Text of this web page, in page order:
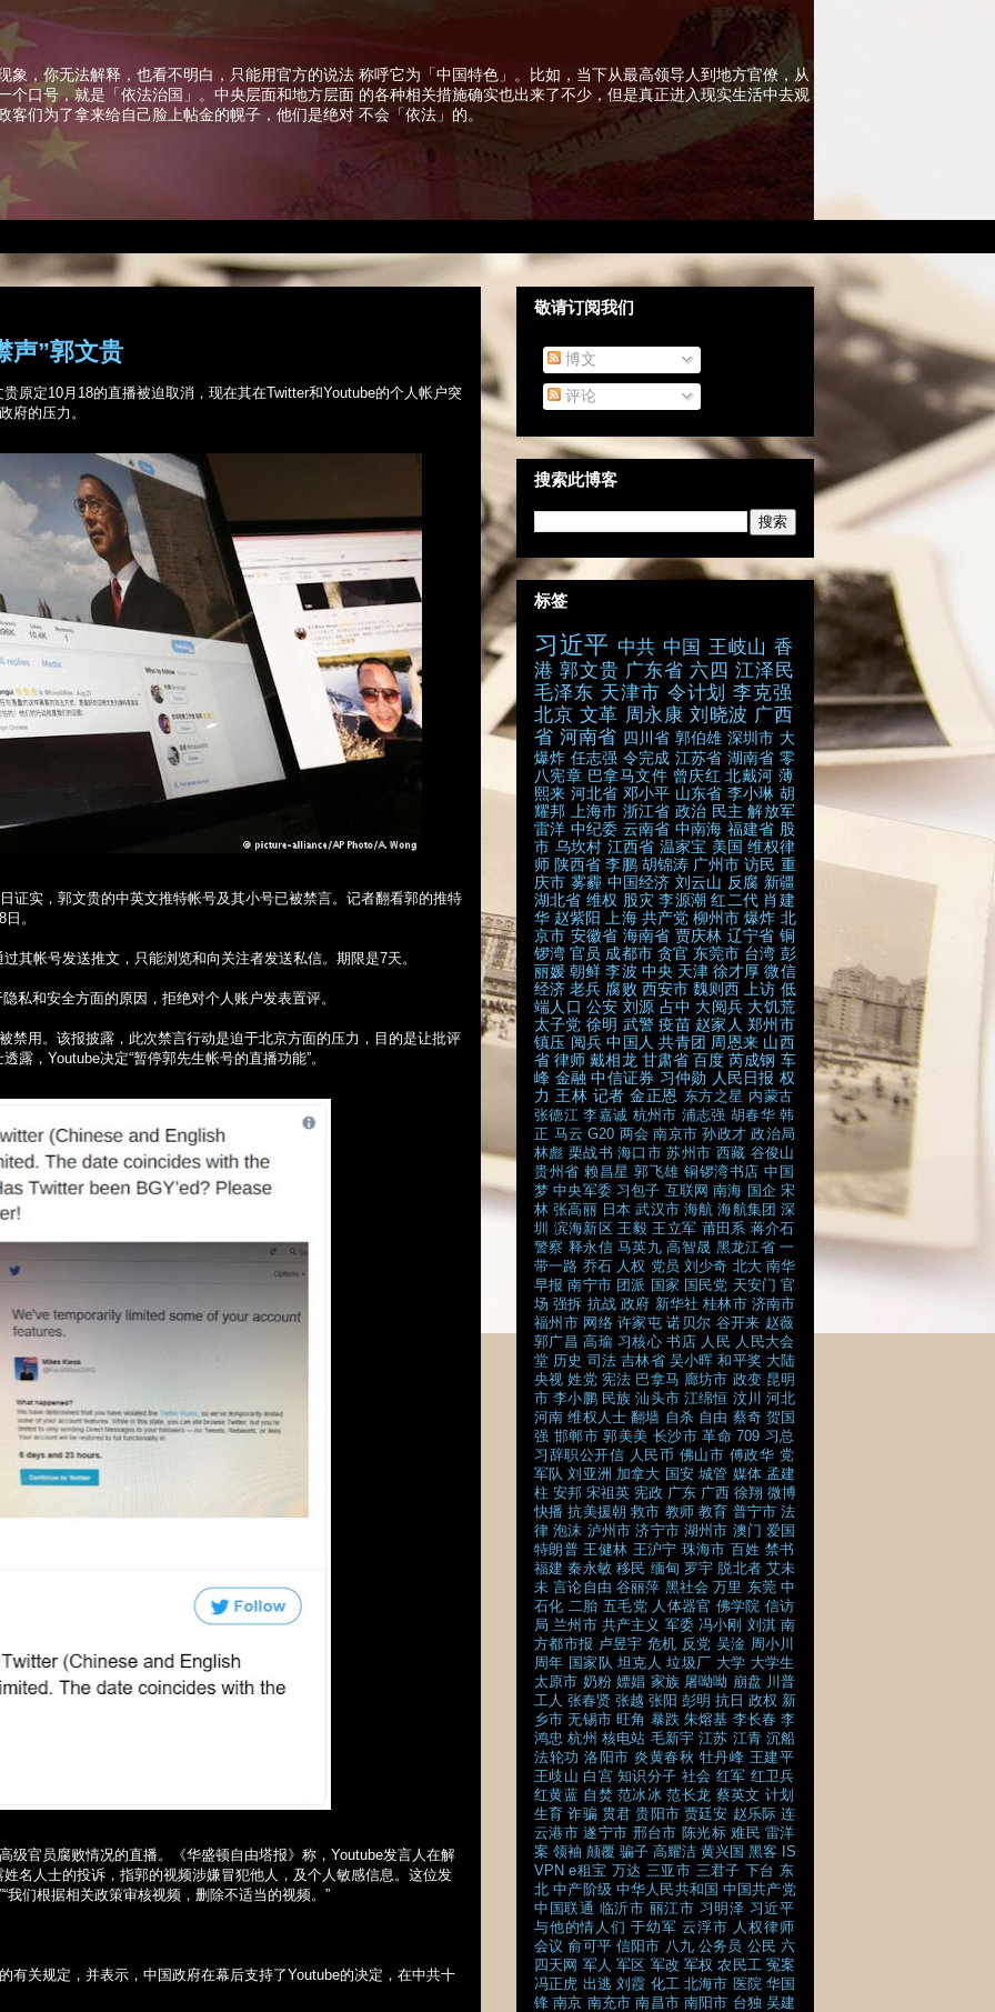
象，你无法解释，也看不明白，只能用官方的说法 称呼它为「中国特色」。比如，当下从最高领导人到地方官僚，从
个口号，就是「依法治国」。中央层面和地方层面 的各种相关措施确实也出来了不少，但是真正进入现实生活中去观
们为了拿来给自己脸上帖金的幌子，他们是绝对 不会「依法」的。
声”郭文贵
贵原定10月 18的直播被迫取消，现在其在Twitter和Youtube的个人帐户突
府的压力。
日证实，郭文贵的中英文推特帐号及其小号已被禁言。记者翻看郭的推特
日。
其帐号发送推文，只能浏览和向关注者发送私信。期限是7天。
私和安全方面的原因，拒绝对个人账户发表置评。
禁用。该报披露，此次禁言行动是迫于北京方面的压力，目的是让批评
露， Youtube决定“暂停郭先生帐号的直播功能”。
级官员腐败情况的直播。《华盛顿自由塔报》称， Youtube发言人在解
名人士的投诉，指郭的视频涉嫌冒犯他人，及个人敏感信息。这位发
我们根据相关政策审核视频，删除不适当的视频。”
的有关规定，并表示，中国政府在幕后支持了Youtube的决定，在中共十
敬请订阅我们
博文
评论
搜索此博客
标签
习近平 中共 中国 王岐山 香
港 郭文贵 广东省 六四 江泽民
毛泽东 天津市 令计划 李克强
北京 文革 周永康 刘晓波 广西
省 河南省 四川省 郭伯雄 深圳市 大
爆炸 任志强 令完成 江苏省 湖南省 零
八宪章 巴拿马文件 曾庆红 北戴河 薄
熙来 河北省 邓小平 山东省 李小琳 胡
耀邦
上海市 浙江省 政治 民主 解放军
雷洋 中纪委 云南省 中南海 福建省 股
市 乌坎村 江西省 温家宝 美国 维权律
师 陕西省 李鹏 胡锦涛 广州市 访民 重
庆市 雾霾 中国经济 刘云山 反腐 新疆
湖北省 维权 股灾 李源潮 红二代 肖建
华 赵紫阳 上海 共产党 柳州市 爆炸 北
京市 安徽省 海南省 贾庆林 辽宁省 铜
锣湾 官员 成都市 贪官 东莞市 台湾 彭
丽媛 朝鲜 李波 中央 天津 徐才厚 微信
经济 老兵 腐败 西安市 魏则西 上访 低
端人口 公安 刘源 占中 大阅兵 大饥荒
太子党 徐明 武警 疫苗 赵家人 郑州市
镇压 阅兵 中国人 共青团 周恩来 山西
省 律师 戴相龙 甘肃省 百度 芮成钢 车
峰 金融 中信证券 习仲勋 人民日报 权
力 王林 记者 金正恩 东方之星 内蒙古
张德江 李嘉诚 杭州市 浦志强 胡春华 韩
正 马云 G20 两会 南京市 孙政才 政治局
林彪 栗战书 海口市 苏州市 西藏 谷俊山
贵州省 赖昌星 郭飞雄 铜锣湾书店 中国
梦 中央军委 习包子 互联网 南海 国企 宋
林 张高丽 日本 武汉市 海航 海航集团 深
圳
滨海新区 王毅 王立军 莆田系 蒋介石
警察 释永信 马英九 高智晟 黑龙江省 一
带一路 乔石 人权 党员 刘少奇 北大 南华
早报 南宁市 团派 国家 国民党 天安门 官
场 强拆 抗战 政府 新华社 桂林市 济南市
福州市 网络 许家屯 诺贝尔 谷开来 赵薇
郭广昌 高瑜 习核心 书店 人民 人民大会
堂 历史 司法 吉林省 吴小晖 和平奖 大陆
央视 姓党 宪法 巴拿马 廊坊市 政变 昆明
市 李小鹏 民族 汕头市 江绵恒 汶川
河北
河南 维权人士 翻墙 自杀 自由 蔡奇 贺国
强 邯郸市 郭美美 长沙市 革命 709 习总
习辞职公开信 人民币 佛山市 傅政华 党
军队 刘亚洲 加拿大 国安 城管 媒体 孟建
柱 安邦 宋祖英 宪政 广东 广西 徐翔 微博
快播 抗美援朝 救市 教师 教育 普宁市 法
律 泡沫 泸州市 济宁市 湖州市 澳门 爱国
特朗普 王健林 王沪宁 珠海市 百姓 禁书
福建 秦永敏 移民 缅甸 罗宇 脱北者 艾未
未 言论自由 谷丽萍 黑社会 万里 东莞 中
石化 二胎 五毛党 人体器官 佛学院 信访
局 兰州市 共产主义 军委 冯小刚 刘淇 南
方都市报 卢昱宇 危机 反党 吴淦 周小川
周年 国家队 坦克人 垃圾厂 大学 大学生
太原市 奶粉 嫖娼 家族 屠呦呦 崩盘 川普
工人 张春贤 张越 张阳 彭明 抗日 政权 新
乡市 无锡市 旺角 暴跌 朱熔基 李长春 李
鸿忠 杭州 核电站 毛新宇 江苏 江青 沉船
法轮功 洛阳市 炎黄春秋 牡丹峰 王建平
王歧山 白宫 知识分子 社会 红军 红卫兵
红黄蓝 自焚 范冰冰 范长龙 蔡英文 计划
生育 诈骗 贯君 贵阳市 贾廷安 赵乐际 连
云港市 遂宁市 邢台市 陈光标 难民 雷洋
案 领袖 颠覆 骗子 高耀洁 黄兴国 黑客
IS
VPN e租宝 万达 三亚市 三君子 下台 东
北 中产阶级 中华人民共和国 中国共产党
中国联通 临沂市 丽江市 习明泽 习近平
与他的情人们 于幼军 云浮市 人权律师
会议 俞可平 信阳市 八九 公务员 公民 六
四天网 军人 军区 军改 军权 农民工 冤案
冯正虎 出逃 刘霞 化工 北海市 医院 华国
锋 南京 南充市 南昌市 南阳市 台独 吴建